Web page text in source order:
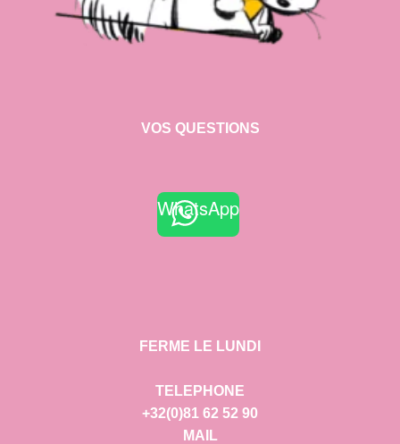
VOS QUESTIONS
WhatsApp
FERME LE LUNDI
TELEPHONE
+32(0)81 62 52 90
MAIL